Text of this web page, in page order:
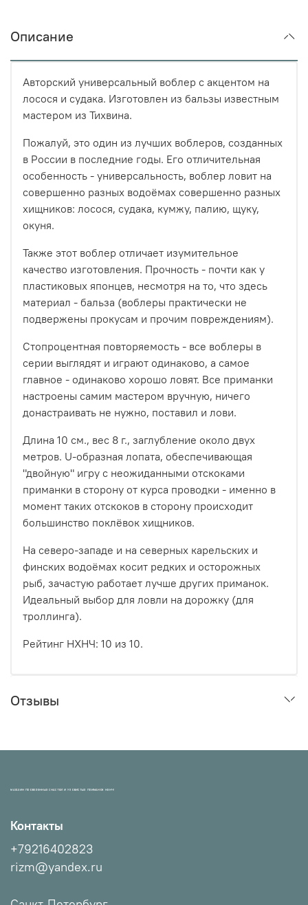
Описание
Авторский универсальный воблер с акцентом на
лосося и судака. Изготовлен из бальзы известным
мастером из Тихвина.
Пожалуй, это один из лучших воблеров, созданных
в России в последние годы. Его отличительная
особенность - универсальность, воблер ловит на
совершенно разных водоёмах совершенно разных
хищников: лосося, судака, кумжу, палию, щуку,
окуня.
Также этот воблер отличает изумительное
качество изготовления. Прочность - почти как у
пластиковых японцев, несмотря на то, что здесь
материал - бальза (воблеры практически не
подвержены прокусам и прочим повреждениям).
Стопроцентная повторяемость - все воблеры в
серии выглядят и играют одинаково, а самое
главное - одинаково хорошо ловят. Все приманки
настроены самим мастером вручную, ничего
донастраивать не нужно, поставил и лови.
Длина 10 см., вес 8 г., заглубление около двух
метров. U-образная лопата, обеспечивающая
"двойную" игру с неожиданными отскоками
приманки в сторону от курса проводки - именно в
момент таких отскоков в сторону происходит
большинство поклёвок хищников.
На северо-западе и на северных карельских и
финских водоёмах косит редких и осторожных
рыб, зачастую работает лучше других приманок.
Идеальный выбор для ловли на дорожку (для
троллинга).
Рейтинг НХНЧ: 10 из 10.
Отзывы
МАГАЗИН ПРОВЕРЕННЫХ СНАСТЕЙ И УЛОВИСТЫХ ПРИМАНОК НХНЧ!
Контакты
+79216402823
rizm@yandex.ru